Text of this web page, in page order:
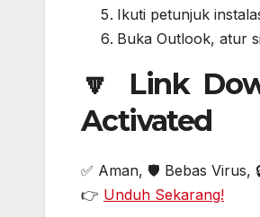
Ikuti petunjuk
Buka Outlook, atur
🔽 Link
Activated
✅ Aman, 🛡️ Bebas Virus,
👉 Unduh Sekarang!